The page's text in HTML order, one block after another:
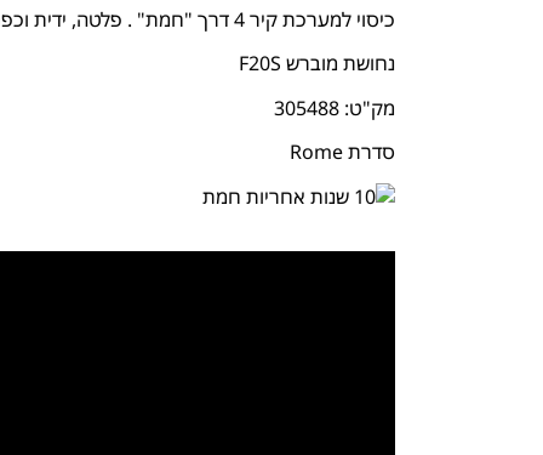
כיסוי למערכת קיר 4 דרך "חמת" . פלטה, ידית וכפתור
נחושת מוברש F20S
מק"ט: 305488
סדרת Rome